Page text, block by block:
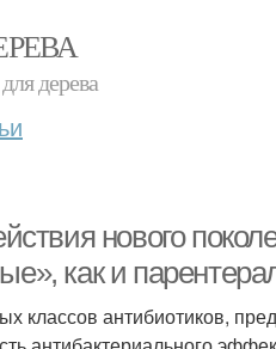
дерева
нового
как и
антибиотиков,